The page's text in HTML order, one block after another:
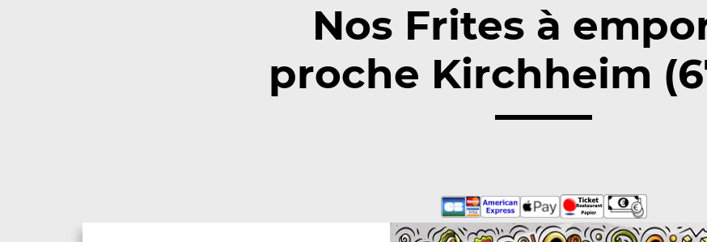
Nos Frites à
proche Kirchheim